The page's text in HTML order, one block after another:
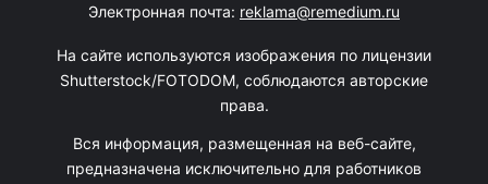
Электронная почта: reklama@remedium.ru
На сайте используются изображения по лицензии
Shutterstock/FOTODOM, соблюдаются авторские
права.
Вся информация, размещенная на веб-сайте,
предназначена исключительно для работников